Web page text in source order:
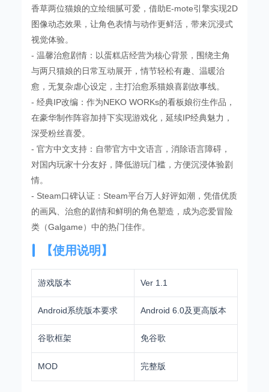
香草两位猫娘的立绘细腻可爱，借助E-mote引擎实现2D
图像动态效果，让角色表情与动作更鲜活，带来沉浸式
视觉体验。
- 温馨治愈剧情：以蛋糕店经营为核心背景，围绕主角
与两只猫娘的日常互动展开，情节轻松有趣、温暖治
愈，无复杂虐心设定，主打治愈系猫娘喜剧故事线。
- 经典IP改编：作为NEKO WORKs的看板娘衍生作品，
在豪华制作阵容加持下实现游戏化，延续IP经典魅力，
深受粉丝喜爱。
- 官方中文支持：自带官方中文语言，消除语言障碍，
对国内玩家十分友好，降低游玩门槛，方便沉浸体验剧
情。
- Steam口碑认证：Steam平台万人好评如潮，凭借优质
的画风、治愈的剧情和鲜明的角色塑造，成为恋爱冒险
类（Galgame）中的热门佳作。
【使用说明】
游戏版本 Ver 1.1
Android系统版本要求 Android 6.0及更高版本
谷歌框架 免谷歌
MOD 完整版